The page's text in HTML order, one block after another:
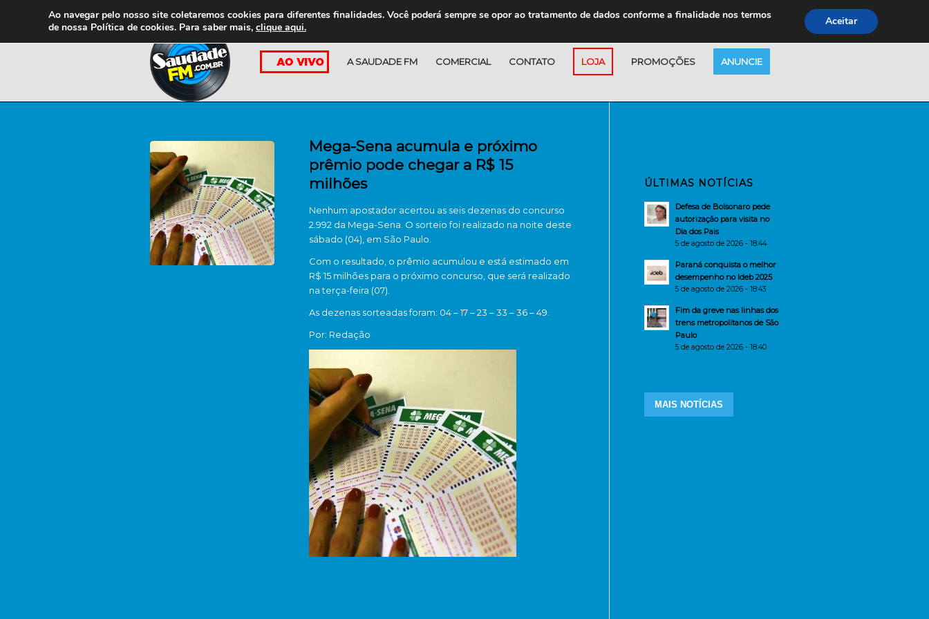
A SAUDADE FM COMERCIAL CONTATO LOJA PROMOÇÕES ANUNCIE
Mega-Sena acumula e próximo
prêmio pode chegar a R$ 15
milhões
Nenhum apostador acertou as seis dezenas do concurso
2.992 da Mega-Sena. O sorteio foi realizado na noite deste
sábado (04), em São Paulo.
Com o resultado, o prêmio acumulou e está estimado em
R$ 15 milhões para o próximo concurso, que será realizado
na terça-feira (07).
As dezenas sorteadas foram: 04 – 17 – 23 – 33 – 36 – 49.
Por: Redação
ÚLTIMAS NOTÍCIAS
Defesa de Bolsonaro pede
autorização para visita no
Dia dos Pais
5 de agosto de 2026 - 18:44
Paraná conquista o melhor
desempenho no Ideb 2025
5 de agosto de 2026 - 18:43
Fim da greve nas linhas dos
trens metropolitanos de São
Paulo
5 de agosto de 2026 - 18:40
MAIS NOTÍCIAS
Ao navegar pelo nosso site coletaremos cookies para diferentes finalidades. Você poderá sempre se opor ao tratamento de dados conforme a finalidade nos termos
de nossa Política de cookies. Para saber mais, clique aqui. Aceitar